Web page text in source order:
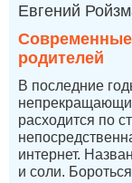
Евгений
Современные
родителей
В последние
расходится по
интернет.
и соли.